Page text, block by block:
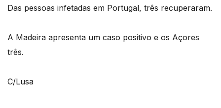
Das pessoas infetadas em Portugal, três recuperaram.
A Madeira apresenta um caso positivo e os Açores
três.
C/Lusa